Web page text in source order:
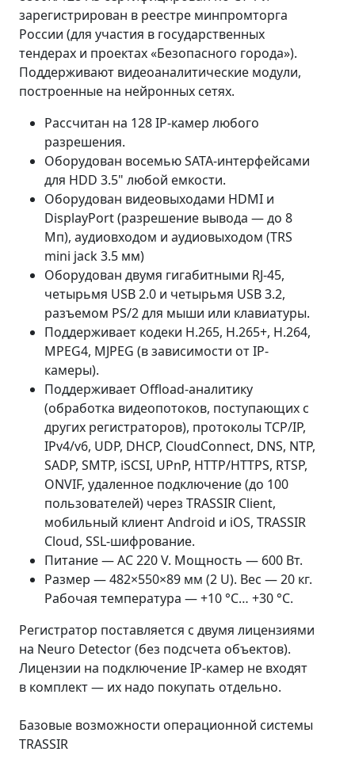
зарегистрирован в реестре минпромторга
России (для участия в государственных
тендерах и проектах «Безопасного города»).
Поддерживают видеоаналитические модули,
построенные на нейронных сетях.
Рассчитан на 128 IP-камер любого
разрешения.
Оборудован восемью SATA-интерфейсами
для HDD 3.5" любой емкости.
Оборудован видеовыходами HDMI и
DisplayPort (разрешение вывода — до 8
Мп), аудиовходом и аудиовыходом (TRS
mini jack 3.5 мм)
Оборудован двумя гигабитными RJ-45,
четырьмя USB 2.0 и четырьмя USB 3.2,
разъемом PS/2 для мыши или клавиатуры.
Поддерживает кодеки H.265, H.265+, H.264,
MPEG4, MJPEG (в зависимости от IP-
камеры).
Поддерживает Offload-аналитику
(обработка видеопотоков, поступающих с
других регистраторов), протоколы TCP/IP,
IPv4/v6, UDP, DHCP, CloudConnect, DNS, NTP,
SADP, SMTP, iSCSI, UPnP, HTTP/HTTPS, RTSP,
ONVIF, удаленное подключение (до 100
пользователей) через TRASSIR Client,
мобильный клиент Android и iOS, TRASSIR
Cloud, SSL-шифрование.
Питание — AC 220 V. Мощность — 600 Вт.
Размер — 482×550×89 мм (2 U). Вес — 20 кг.
Рабочая температура — +10 °C… +30 °C.
Регистратор поставляется с двумя лицензиями
на Neuro Detector (без подсчета объектов).
Лицензии на подключение IP-камер не входят
в комплект — их надо покупать отдельно.
Базовые возможности операционной системы
TRASSIR